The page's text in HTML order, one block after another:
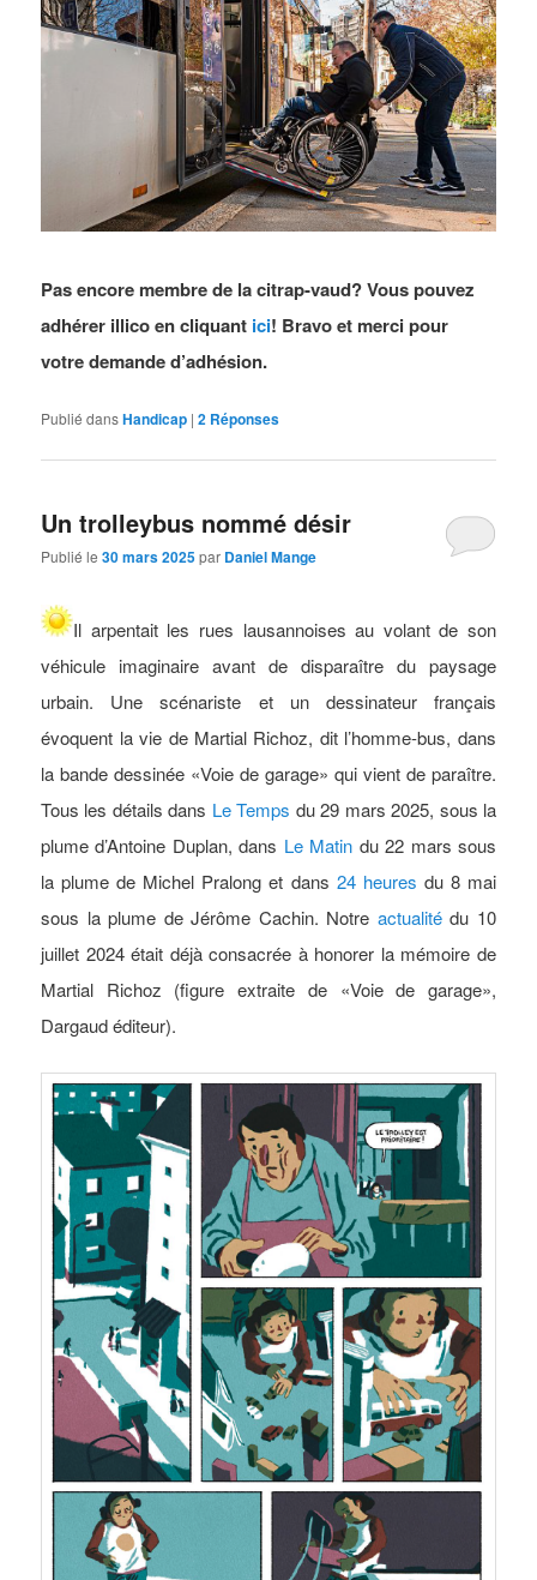
Pas encore membre de la citrap-vaud? Vous pouvez
adhérer illico en cliquant ici! Bravo et merci pour
votre demande d’adhésion.
Publié dansHandicap |2 Réponses
Un trolleybus nommé désir
Publié le30 mars 2025par Daniel Mange
Il arpentait les rues lausannoises au volant de son
véhicule imaginaire avant de disparaître du paysage
urbain. Une scénariste et un dessinateur français
évoquent la vie de Martial Richoz, dit l’homme-bus, dans
la bande dessinée «Voie de garage» qui vient de paraître.
Tous les détails dans Le Temps du 29 mars 2025, sous la
plume d’Antoine Duplan, dans Le Matin du 22 mars sous
la plume de Michel Pralong et dans 24 heures du 8 mai
sous la plume de Jérôme Cachin. Notre actualitédu 10
juillet 2024 était déjà consacrée à honorer la mémoire de
Martial Richoz (figure extraite de «Voie de garage»,
Dargaud éditeur).